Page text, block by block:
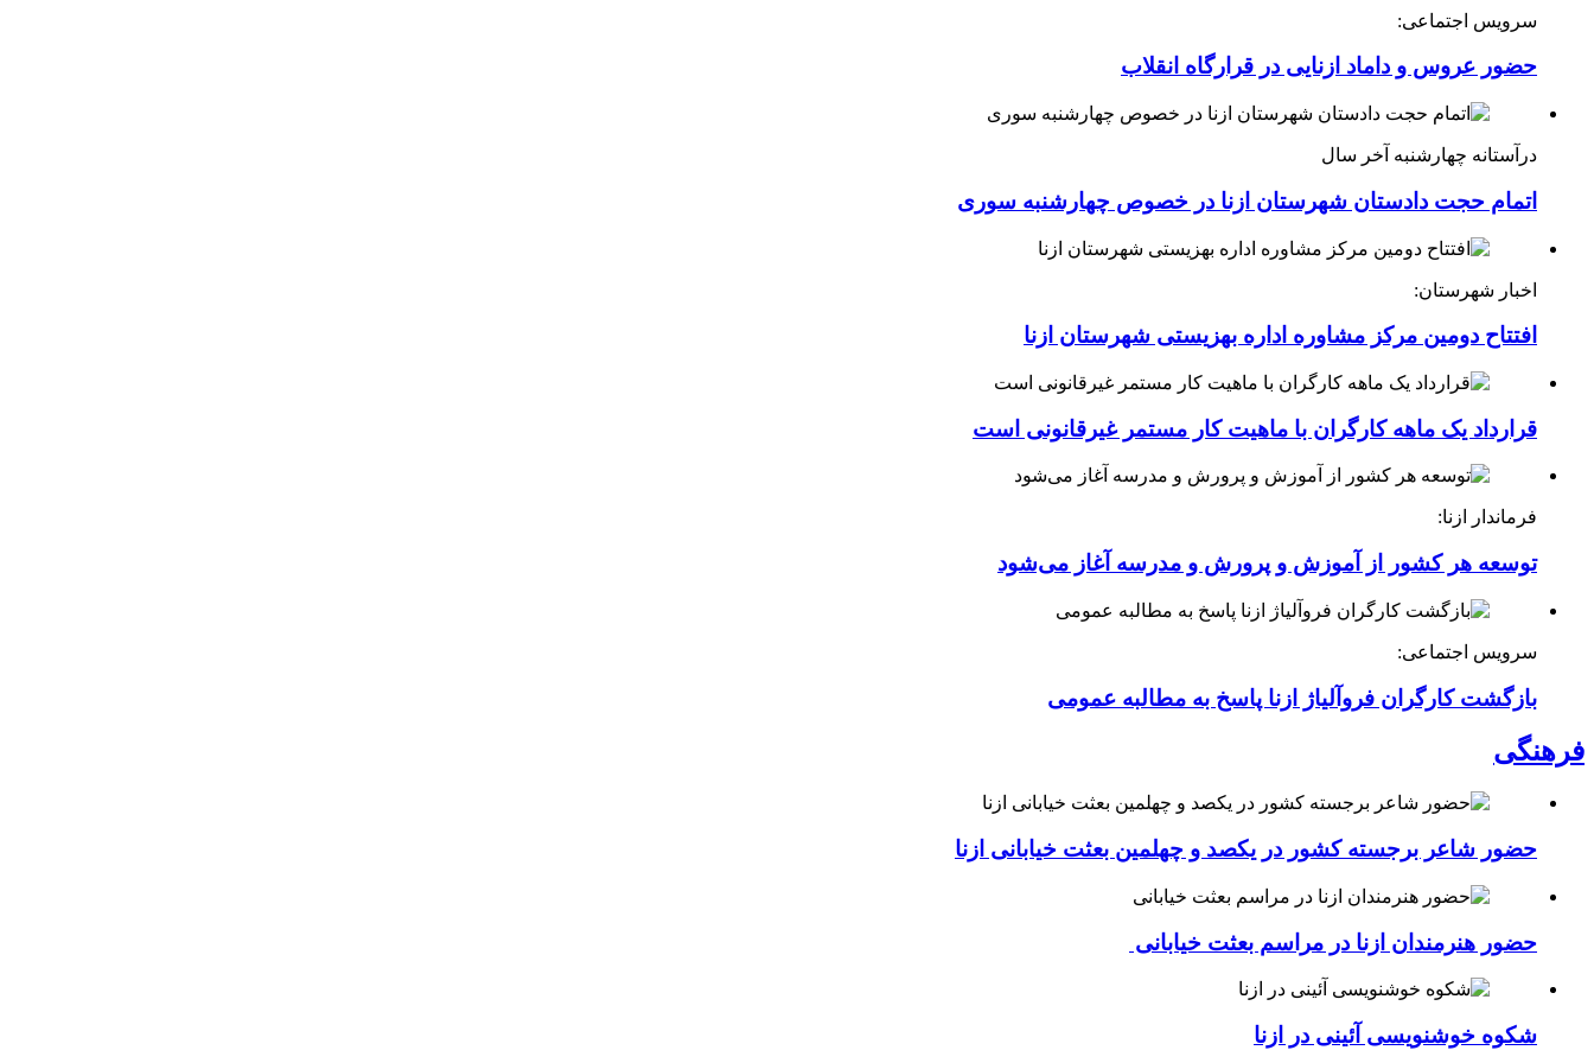
سرویس اجتماعی:
حضور عروس و داماد ازنایی در قرارگاه انقلاب
درآستانه چهارشنبه آخر سال
اتمام حجت دادستان شهرستان ازنا در خصوص چهارشنبه ‌سوری
اخبار شهرستان:
افتتاح دومین مرکز مشاوره اداره بهزیستی شهرستان ازنا
قرارداد یک ماهه کارگران با ماهیت کار مستمر غیرقانونی است
فرماندار ازنا:
توسعه هر کشور از آموزش و پرورش و مدرسه آغاز می‌شود
سرویس اجتماعی:
بازگشت کارگران فروآلیاژ ازنا پاسخ به مطالبه عمومی
فرهنگی
حضور شاعر برجسته کشور در یکصد و چهلمین بعثت خیابانی ازنا
حضور هنرمندان ازنا در مراسم بعثت خیابانی
شکوه خوشنویسی آئینی در ازنا